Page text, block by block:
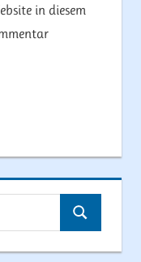
in diesem
Suchen